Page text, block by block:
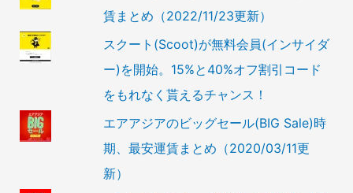
賃まとめ（2022/11/23更新）
スクート(Scoot)が無料会員(インサイダ
ー)を開始。15%と40%オフ割引コード
をもれなく貰えるチャンス！
エアアジアのビッグセール(BIG Sale)時
期、最安運賃まとめ（2020/03/11更
新）